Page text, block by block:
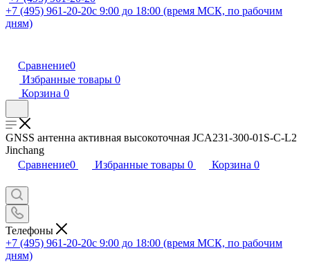
+7 (495) 961-20-20с 9:00 до 18:00 (время МСК, по рабочим
дням)
Сравнение0
Избранные товары 0
Корзина 0
GNSS антенна активная высокоточная JCA231-300-01S-C-L2
Jinchang
Сравнение0 Избранные товары 0 Корзина 0
Телефоны
+7 (495) 961-20-20с 9:00 до 18:00 (время МСК, по рабочим
дням)